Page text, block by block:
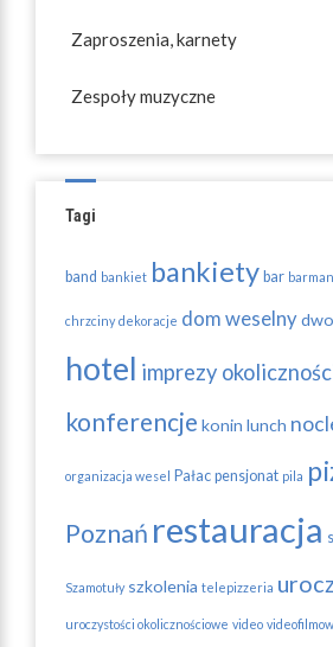
Zaproszenia, karnety
Zespoły muzyczne
Tagi
band bankiet bankiety bar barman
chrzciny dekoracje dom weselny
hotel imprezy
konferencje konin lunch
organizacja wesel Pałac pensjonat pila
Poznań restauracja
Szamotuły szkolenia telepizzeria
uroczystości okolicznościowe video